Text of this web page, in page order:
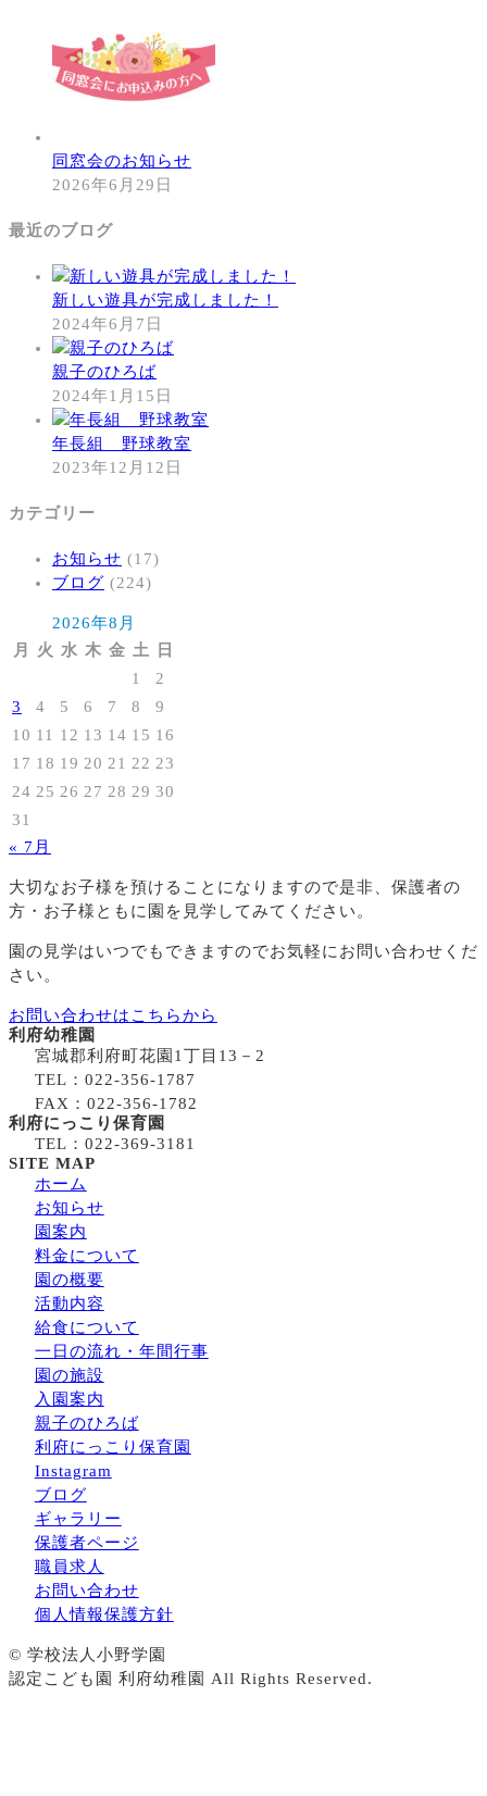
同窓会のお知らせ
2026年6月29日
最近のブログ
新しい遊具が完成しました！
2024年6月7日
親子のひろば
2024年1月15日
年長組 野球教室
2023年12月12日
カテゴリー
お知らせ (17)
ブログ (224)
2026年8月
月
火 水 木 金 土
日
1
2
3
4 5 6 7 8
9
10 11 12 13 14 15 16
17 18 19 20 21 22 23
24 25 26 27 28 29 30
31
« 7月
大切なお子様を預けることになりますので是非、保護者の
方・お子様ともに園を見学してみてください。
園の見学はいつでもできますのでお気軽にお問い合わせくだ
さい。
お問い合わせはこちらから
利府幼稚園
宮城郡利府町花園1丁目13－2
TEL：022-356-1787
FAX：022-356-1782
利府にっこり保育園
TEL：022-369-3181
SITE MAP
ホーム
お知らせ
園案内
料金について
園の概要
活動内容
給食について
一日の流れ・年間行事
園の施設
入園案内
親子のひろば
利府にっこり保育園
Instagram
ブログ
ギャラリー
保護者ページ
職員求人
お問い合わせ
個人情報保護方針
© 学校法人小野学園
認定こども園 利府幼稚園 All Rights Reserved.